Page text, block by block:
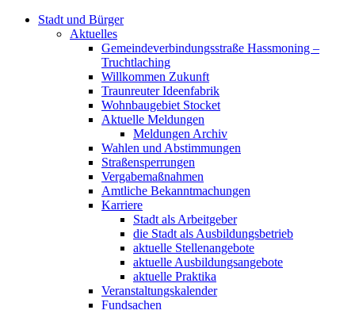
Stadt und Bürger
Aktuelles
Gemeindeverbindungsstraße Hassmoning –
Truchtlaching
Willkommen Zukunft
Traunreuter Ideenfabrik
Wohnbaugebiet Stocket
Aktuelle Meldungen
Meldungen Archiv
Wahlen und Abstimmungen
Straßensperrungen
Vergabemaßnahmen
Amtliche Bekanntmachungen
Karriere
Stadt als Arbeitgeber
die Stadt als Ausbildungsbetrieb
aktuelle Stellenangebote
aktuelle Ausbildungsangebote
aktuelle Praktika
Veranstaltungskalender
Fundsachen